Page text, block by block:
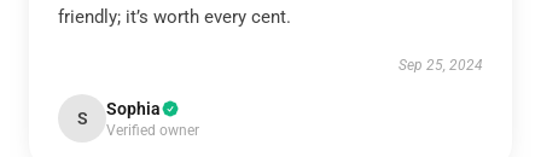
friendly; it’s worth every cent.
Sep 25, 2024
S Sophia
Verified owner